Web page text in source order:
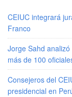
CEIUC integrará
Franco
Jorge Sahd
más de 100
Consejeros del
presidencial en